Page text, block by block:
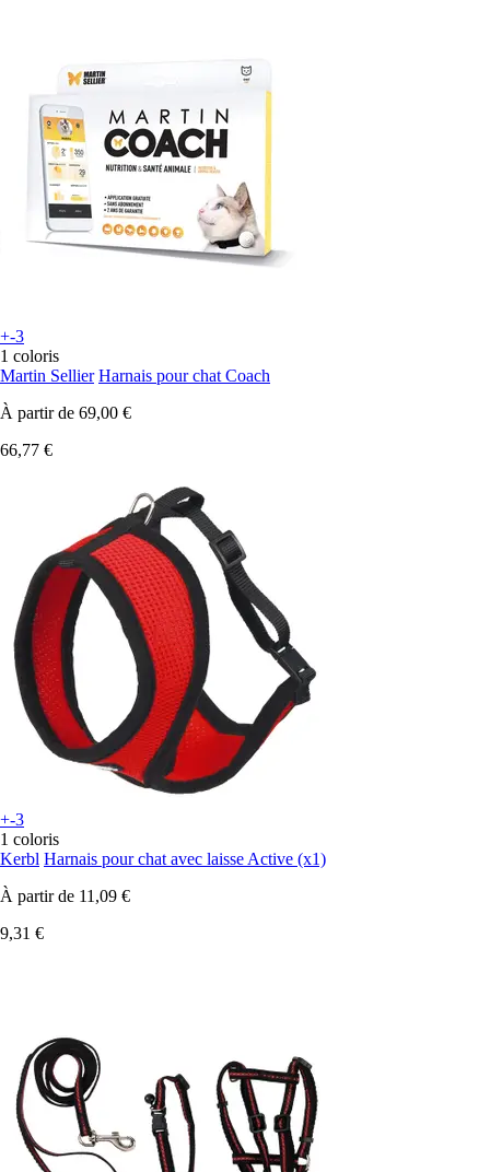
+-3
1 coloris
Martin Sellier Harnais pour chat Coach
À partir de 69,00 €
66,77 €
+-3
1 coloris
Kerbl Harnais pour chat avec laisse Active (x1)
À partir de 11,09 €
9,31 €